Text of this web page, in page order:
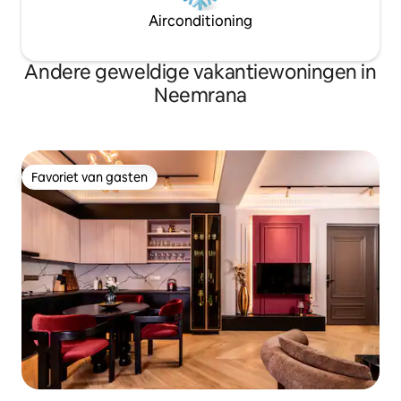
Airconditioning
Andere geweldige vakantiewoningen in
Neemrana
Favoriet van gasten
Favoriet van gasten